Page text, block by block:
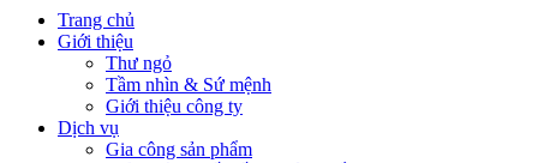
Trang chủ
Giới thiệu
Thư ngỏ
Tầm nhìn & Sứ mệnh
Giới thiệu công ty
Dịch vụ
Gia công sản phẩm